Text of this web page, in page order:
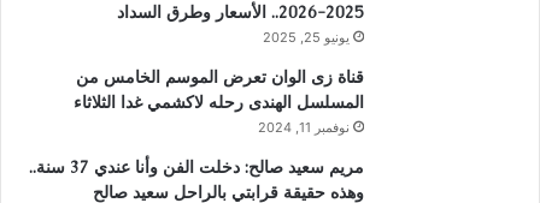
2025-2026.. الأسعار وطرق السداد
يونيو 25, 2025
قناة زى الوان تعرض الموسم الخامس من
المسلسل الهندى رحله لاكشمي غدا الثلاثاء
نوفمبر 11, 2024
مريم سعيد صالح: دخلت الفن وأنا عندي 37 سنة..
وهذه حقيقة قرابتي بالراحل سعيد صالح